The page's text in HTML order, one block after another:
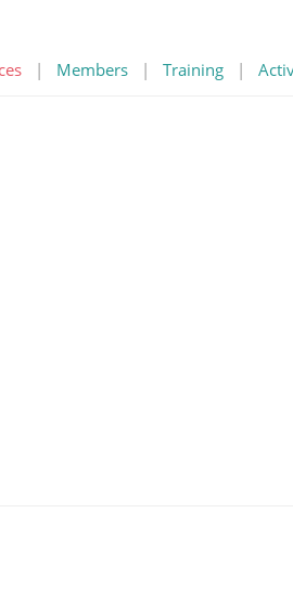
| Members | Training |